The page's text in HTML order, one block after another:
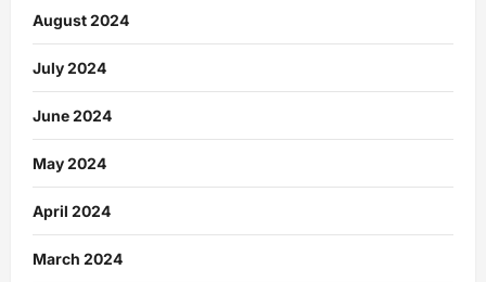
August 2024
July 2024
June 2024
May 2024
April 2024
March 2024